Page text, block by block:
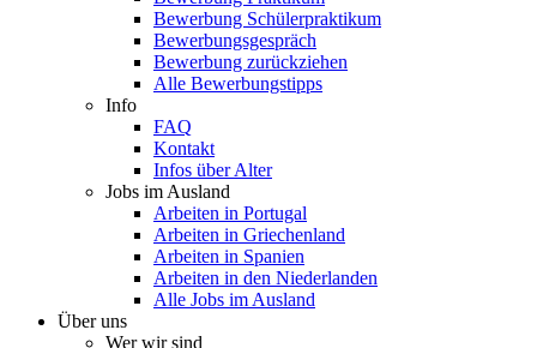
Bewerbung Schülerpraktikum
Bewerbungsgespräch
Bewerbung zurückziehen
Alle Bewerbungstipps
Info
FAQ
Kontakt
Infos über Alter
Jobs im Ausland
Arbeiten in Portugal
Arbeiten in Griechenland
Arbeiten in Spanien
Arbeiten in den Niederlanden
Alle Jobs im Ausland
Über uns
Wer wir sind